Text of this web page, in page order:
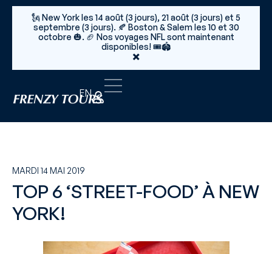
🗽 New York les 14 août (3 jours), 21 août (3 jours) et 5
septembre (3 jours). 🍂 Boston & Salem les 10 et 30
octobre 🎃. 🏈 Nos voyages NFL sont maintenant
disponibles! 🎟️🏟️
×
EN
MARDI 14 MAI 2019
TOP 6 ‘STREET-FOOD’ À NEW
YORK!